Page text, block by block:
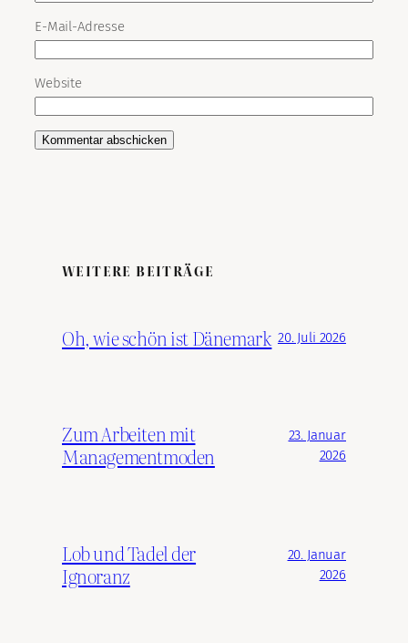
E-Mail-Adresse
Website
WEITERE BEITRÄGE
Oh, wie schön ist Dänemark 20. Juli 2026
Zum Arbeiten mit
Managementmoden
23. Januar
2026
Lob und Tadel der
Ignoranz
20. Januar
2026